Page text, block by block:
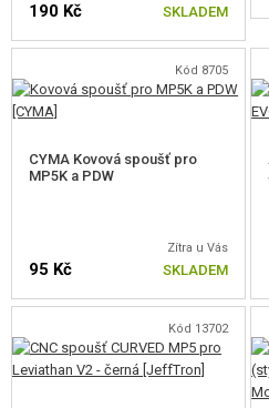
MECHABOXY A VNITŘNÍ
MECHABOXY
SETY
VÁLCE
190 Kč SKLADEM
Kód 8705
CYMA Kovová spoušť pro
MP5K a PDW
Zítra u Vás
95 Kč SKLADEM
Kód 13702